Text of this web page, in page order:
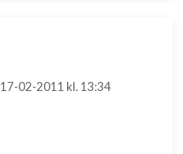
17-02-2011 kl. 13:34